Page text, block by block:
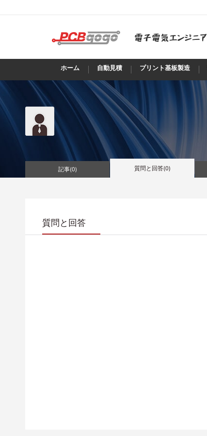
ホーム 自動見積 プリント基板製造
記事(0) 質問と回答(0)
質問と回答